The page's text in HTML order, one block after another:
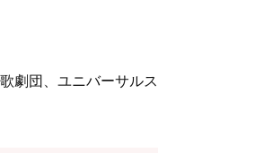
劇団、ユニバーサルス